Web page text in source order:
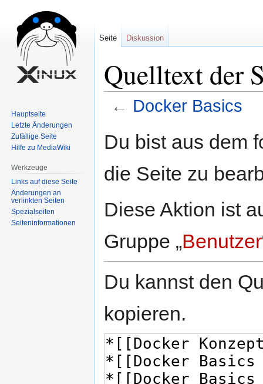
Quelltext der
← Docker Basics
Navigation
Suche
Du bist aus dem
die Seite zu
Diese Aktion ist
Gruppe „Benutzer
Du kannst den
kopieren.
Seite Diskussion
Hauptseite
Letzte Änderungen
Zufällige Seite
Hilfe zu MediaWiki
Werkzeuge
Links auf diese Seite
Änderungen an
verlinkten Seiten
Spezialseiten
Seiten­informationen